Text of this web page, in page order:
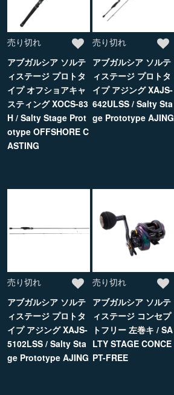
売り切れ
アブガルシア ソルテ
ィステージ プロトタ
イプ オフショアキャ
スティング XOCS-83
H / Salty Stage Prot
otype OFFSHORE C
ASTING
売り切れ
アブガルシア ソルテ
ィステージ プロトタ
イプ アジング XAJS-
642ULSS / Salty Sta
ge Prototype AJING
売り切れ
アブガルシア ソルテ
ィステージ プロトタ
イプ アジング XAJS-
5102LSS / Salty Sta
ge Prototype AJING
売り切れ
アブガルシア ソルテ
ィステージ コンセプ
トフリー 左巻キ / SA
LTY STAGE CONCE
PT-FREE